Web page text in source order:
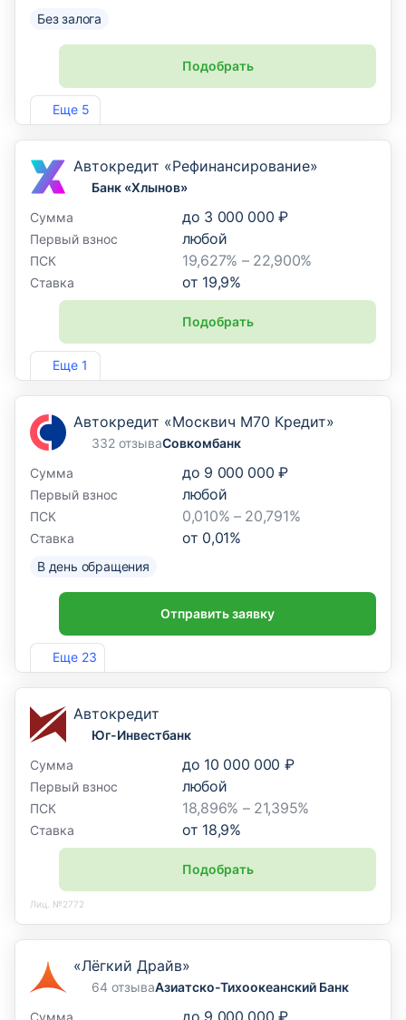
Еще 5
Без залога
Подобрать
Лиц. №354
Еще 1
Автокредит «Рефинансирование»
Банк «Хлынов»
Сумма
до 3 000 000 ₽
Первый взнос любой
ПСК 19,627% – 22,900%
Ставка от 19,9%
Подобрать
Лиц. №254
Еще 23
Автокредит «Москвич М70 Кредит»
332 отзываСовкомбанк
Сумма
до 9 000 000 ₽
Первый взнос любой
ПСК 0,010% – 20,791%
Ставка от 0,01%
В день обращения
Отправить заявку
Лиц. №963
Автокредит
Юг-Инвестбанк
Сумма
до 10 000 000 ₽
Первый взнос любой
ПСК 18,896% – 21,395%
Ставка от 18,9%
Подобрать
Лиц. №2772
«Лёгкий Драйв»
64 отзываАзиатско-Тихоокеанский Банк
Сумма
до 9 000 000 ₽